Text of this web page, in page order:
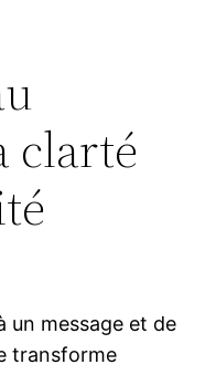
clarté
un message et de
transforme